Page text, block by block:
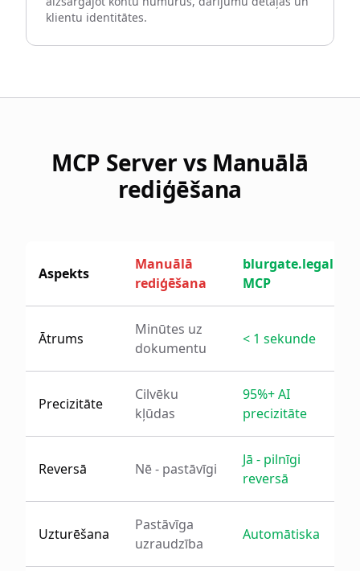
klientu identitātes.
MCP Server vs Manuālā
rediģēšana
Aspekts
Manuālā
rediģēšana
blurgate.legal
MCP
Ātrums
Minūtes uz
dokumentu
< 1 sekunde
Precizitāte
Cilvēku
kļūdas
95%+ AI
precizitāte
Reversā Nē - pastāvīgi
Jā - pilnīgi
reversā
Uzturēšana
Pastāvīga
uzraudzība
Automātiska